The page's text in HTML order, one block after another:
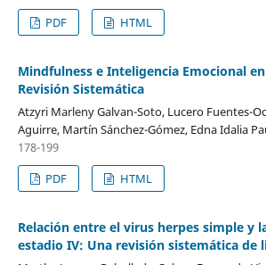
PDF
HTML
Mindfulness e Inteligencia Emocional
Revisión Sistemática
Atzyri Marleny Galvan-Soto, Lucero Fuentes-
Aguirre, Martín Sánchez-Gómez, Edna Idalia
178-199
PDF
HTML
Relación entre el virus herpes simple y
estadio IV: Una revisión sistemática de